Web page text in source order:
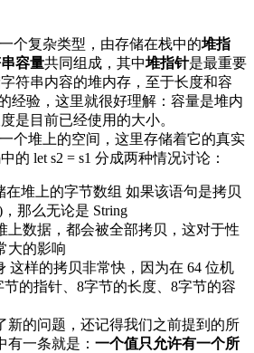
个复杂类型，由存储在栈中的堆指
容量共同组成，其中堆指针是最重要
符串内容的堆内存，至于长度和容
经验，这里就很好理解：容量是堆内
是目前已经使用的大小。
个堆上的空间，这里存储着它的真实
的 let s2 = s1 分成两种情况讨论：
在堆上的字节数组 如果该语句是拷贝
那么无论是 String
上数据，都会被全部拷贝，这对于性
大的影响
这样的拷贝非常快，因为在 64 位机
的指针、8字节的长度、8字节的容
新的问题，还记得我们之前提到的所
有一条就是： 一个值只允许有一个所